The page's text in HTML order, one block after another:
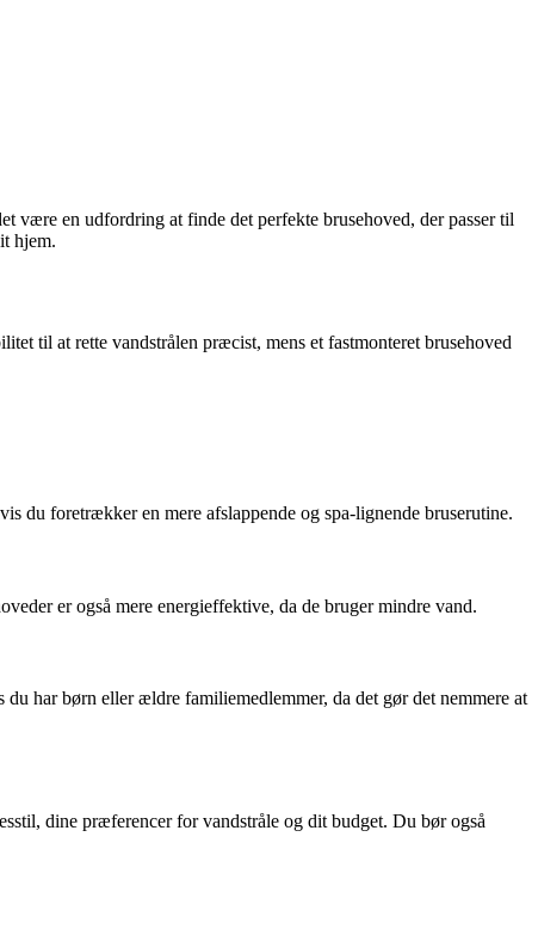
være en udfordring at finde det perfekte brusehoved, der passer til
hjem.
til at rette vandstrålen præcist, mens et fastmonteret brusehoved
du foretrækker en mere afslappende og spa-lignende bruserutine.
er også mere energieffektive, da de bruger mindre vand.
har børn eller ældre familiemedlemmer, da det gør det nemmere at
dine præferencer for vandstråle og dit budget. Du bør også